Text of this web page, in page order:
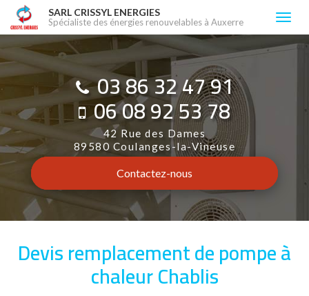
Aller
au
contenu
principal
SARL CRISSYL ENERGIES
Spécialiste des énergies renouvelables à Auxerre
03 86 32 47 91
06 08 92 53 78
42 Rue des Dames
89580 Coulanges-la-Vineuse
Contactez-nous
Devis remplacement de pompe à
chaleur Chablis